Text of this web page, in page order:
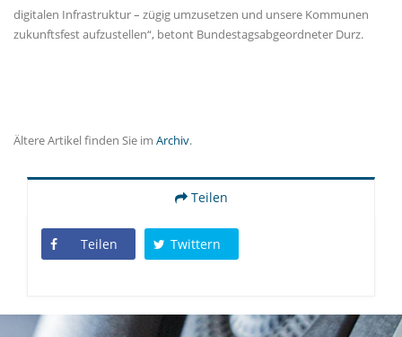
digitalen Infrastruktur – zügig umzusetzen und unsere Kommunen
zukunftsfest aufzustellen“, betont Bundestagsabgeordneter Durz.
Ältere Artikel finden Sie im Archiv.
Teilen
Teilen Twittern